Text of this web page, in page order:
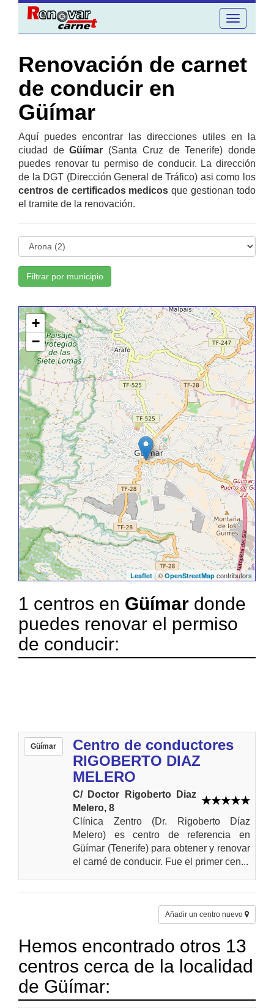
Toggle
navigation
Renovación de carnet
de conducir en
Güímar
Aquí puedes encontrar las direcciones utiles en la
ciudad deGüímar (Santa Cruz de Tenerife) donde
puedes renovar tu permiso de conducir. La dirección
de la DGT (Dirección General de Tráfico) asi como los
centros de certificados medicos que gestionan todo
el tramite de la renovación.
Filtrar por municipio
+
−
Leaflet | © OpenStreetMap contributors
1 centros en Güímar donde
puedes renovar el permiso
de conducir:
Güímar
Centro de conductores
RIGOBERTO DIAZ
MELERO
C/ Doctor Rigoberto Diaz
Melero, 8
Clínica Zentro (Dr. Rigoberto Díaz
Melero) es centro de referencia en
Güímar (Tenerife) para obtener y renovar
el carné de conducir. Fue el primer cen...
Añadir un centro nuevo
Hemos encontrado otros 13
centros cerca de la localidad
de Güímar: